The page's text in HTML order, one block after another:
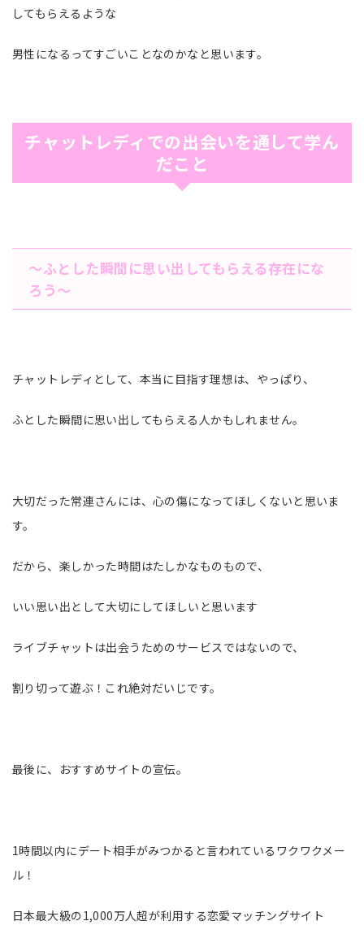
してもらえるような
男性になるってすごいことなのかなと思います。
チャットレディでの出会いを通して学ん
だこと
〜ふとした瞬間に思い出してもらえる存在にな
ろう〜
チャットレディとして、本当に目指す理想は、やっぱり、
ふとした瞬間に思い出してもらえる人かもしれません。
大切だった常連さんには、心の傷になってほしくないと思いま
す。
だから、楽しかった時間はたしかなものもので、
いい思い出として大切にしてほしいと思います
ライブチャットは出会うためのサービスではないので、
割り切って遊ぶ！これ絶対だいじです。
最後に、おすすめサイトの宣伝。
1時間以内にデート相手がみつかると言われているワクワクメー
ル！
日本最大級の1,000万人超が利用する恋愛マッチングサイト